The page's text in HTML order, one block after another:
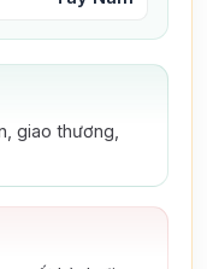
giao thương,